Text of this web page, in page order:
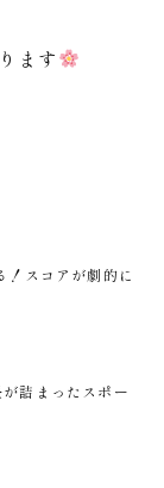
ます
！スコアが劇的に
詰まったスポー